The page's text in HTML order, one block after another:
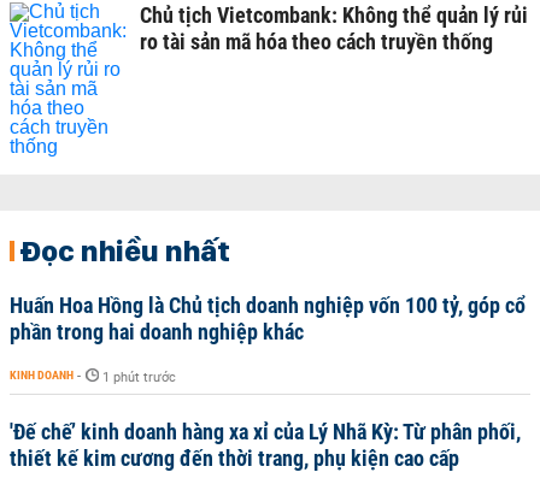
Chủ tịch Vietcombank: Không thể quản lý rủi
ro tài sản mã hóa theo cách truyền thống
Đọc nhiều nhất
Huấn Hoa Hồng là Chủ tịch doanh nghiệp vốn 100 tỷ, góp cổ
phần trong hai doanh nghiệp khác
KINH DOANH - 1 phút trước
'Đế chế’ kinh doanh hàng xa xỉ của Lý Nhã Kỳ: Từ phân phối,
thiết kế kim cương đến thời trang, phụ kiện cao cấp